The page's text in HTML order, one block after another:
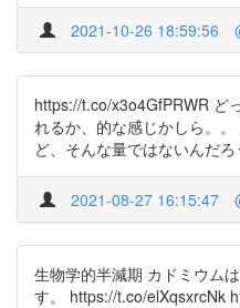
2021-10-26 18:59:56
https://t.co/x3o4GfPRWR ど
れるか、的な感じかしら。
ど、そんな量ではないんだろ
2021-08-27 16:15:47
生物学的半減期 カドミウム
す。 https://t.co/elXqsxrcNk